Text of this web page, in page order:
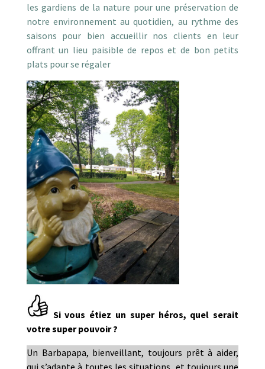
les gardiens de la nature pour une préservation de
notre environnement au quotidien, au rythme des
saisons pour bien accueillir nos clients en leur
offrant un lieu paisible de repos et de bon petits
plats pour se régaler
Si vous étiez un super héros, quel serait
votre super pouvoir ?
Un Barbapapa, bienveillant, toujours prêt à aider,
qui s’adapte à toutes les situations, et toujours une